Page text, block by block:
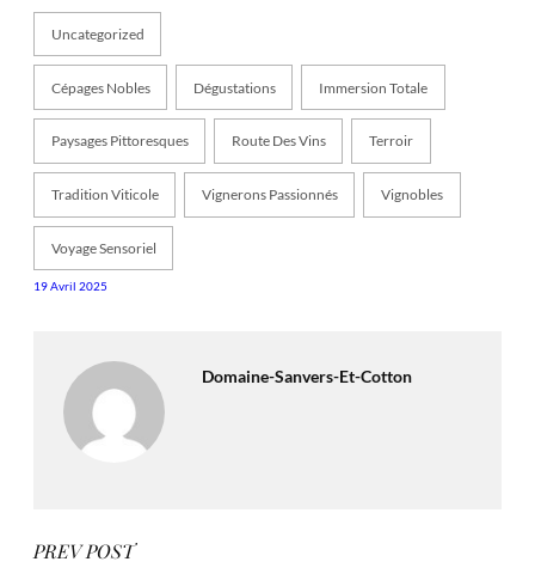
Uncategorized
Cépages Nobles Dégustations Immersion Totale
Paysages Pittoresques Route Des Vins Terroir
Tradition Viticole Vignerons Passionnés Vignobles
Voyage Sensoriel
19 Avril 2025
Domaine-Sanvers-Et-Cotton
PREV POST